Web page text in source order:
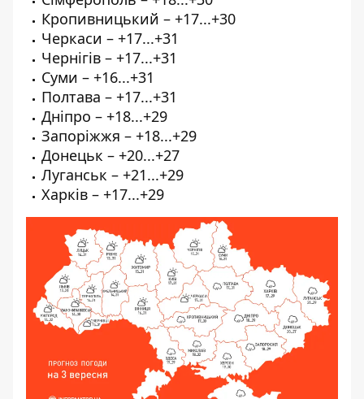
Кропивницький – +17...+30
Черкаси – +17...+31
Чернігів – +17...+31
Суми – +16...+31
Полтава – +17...+31
Дніпро – +18...+29
Запоріжжя – +18...+29
Донецьк – +20...+27
Луганськ – +21...+29
Харків – +17...+29